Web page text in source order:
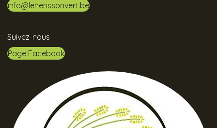
info@leherissonvert.be
Suivez-nous
Page Facebook